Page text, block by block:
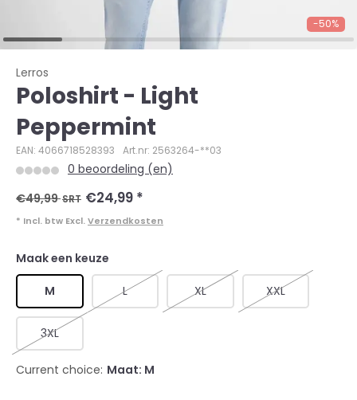
-50%
Lerros
Poloshirt - Light
Peppermint
EAN: 4066718528393 Art.nr: 2563264-**03
0 beoordeling (en)
€49,99SRT €24,99 *
* Incl. btw Excl. Verzendkosten
Maak een keuze
M L XL XXL
3XL
Current choice: Maat: M